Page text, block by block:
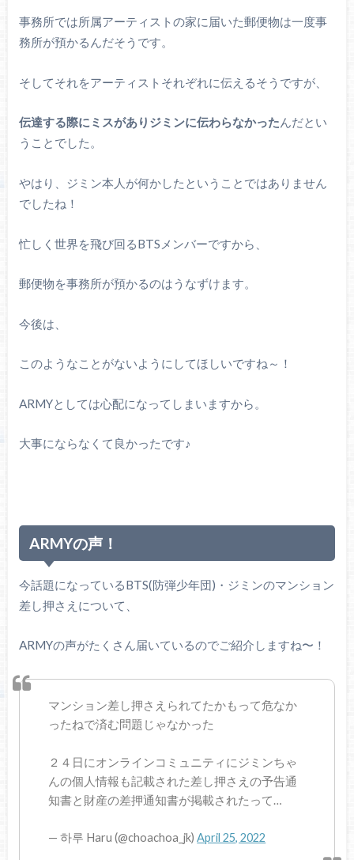
事務所では所属アーティストの家に届いた郵便物は一度事
務所が預かるんだそうです。
そしてそれをアーティストそれぞれに伝えるそうですが、
伝達する際にミスがありジミンに伝わらなかったんだとい
うことでした。
やはり、ジミン本人が何かしたということではありません
でしたね！
忙しく世界を飛び回るBTSメンバーですから、
郵便物を事務所が預かるのはうなずけます。
今後は、
このようなことがないようにしてほしいですね～！
ARMYとしては心配になってしまいますから。
大事にならなくて良かったです♪
ARMYの声！
今話題になっているBTS(防弾少年団)・ジミンのマンション
差し押さえについて、
ARMYの声がたくさん届いているのでご紹介しますね〜！
マンション差し押さえられてたかもって危なか
ったねで済む問題じゃなかった
２４日にオンラインコミュニティにジミンちゃ
んの個人情報も記載された差し押さえの予告通
知書と財産の差押通知書が掲載されたって…
— 하루 Haru (@choachoa_jk)April 25, 2022